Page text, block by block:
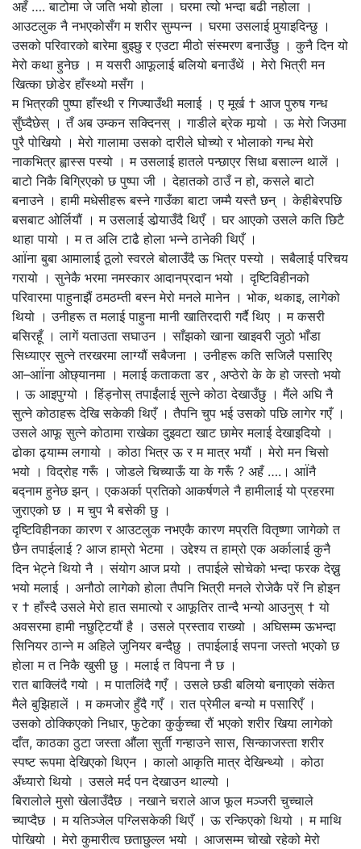
अहँ …. बाटोमा जे जति भयो होला । घरमा त्यो भन्दा बढी नहोला ।
आउटलुक नै नभएकोसँग म शरीर सुम्पन्न । घरमा उसलाई पुर्‍याइदिन्छु ।
उसको परिवारको बारेमा बुझ्छु र एउटा मीठो संस्मरण बनाउँछु । कुनै दिन यो
मेरो कथा हुनेछ । म यसरी आफूलाई बलियो बनाउँथें । मेरो भित्री मन
खित्का छोडेर हाँस्थ्यो मसँग ।
म भित्रकी पुष्पा हाँस्थी र गिज्याउँथी मलाई । ए मूर्ख † आज पुरुष गन्ध
सुँघ्दैछेस् । तँ अब उम्कन सक्दिनस् । गाडीले ब्रेक मार्‍यो । ऊ मेरो जिउमा
पुरै पोखियो । मेरो गालामा उसको दारीले घोच्यो र भोलाको गन्ध मेरो
नाकभित्र ह्वास्स पस्यो । म उसलाई हातले पन्छाएर सिधा बसाल्न थालें ।
बाटो निकै बिग्रिएको छ पुष्पा जी । देहातको ठाउँ न हो, कसले बाटो
बनाउने । हामी मधेसीहरू बस्ने गाउँका बाटा जम्मै यस्तै छन् । केहीबेरपछि
बसबाट ओर्लियौं । म उसलाई डोर्‍याउँदै थिएँ । घर आएको उसले कति छिटै
थाहा पायो । म त अलि टाढै होला भन्ने ठानेकी थिएँ ।
आÏना बुबा आमालाई ठूलो स्वरले बोलाउँदै ऊ भित्र पस्यो । सबैलाई परिचय
गरायो । सुनेकै भरमा नमस्कार आदानप्रदान भयो । दृष्टिविहीनको
परिवारमा पाहुनाझैं ठमठम्ती बस्न मेरो मनले मानेन । भोक, थकाइ, लागेको
थियो । उनीहरू त मलाई पाहुना मानी खातिरदारी गर्दै थिए । म कसरी
बसिरहूँ । लागें यताउता सघाउन । साँझको खाना खाइवरी जुठो भाँडा
सिध्याएर सुत्ने तरखरमा लाग्यौं सबैजना । उनीहरू कति सजिलै पसारिए
आ–आÏना ओछ्यानमा । मलाई कताकता डर , अप्ठेरो के के हो जस्तो भयो
। ऊ आइपुग्यो । हिंड्नोस् तपाईंलाई सुत्ने कोठा देखाउँछु । मैंले अघि नै
सुत्ने कोठाहरू देखि सकेकी थिएँ । तैपनि चुप भई उसको पछि लागेर गएँ ।
उसले आफू सुत्ने कोठामा राखेका दुइवटा खाट छामेर मलाई देखाइदियो ।
ढोका ढ्याम्म लगायो । कोठा भित्र ऊ र म मात्र भयौं । मेरो मन चिसो
भयो । विद्रोह गरूँ । जोडले चिच्याऊँ या के गरूँ ? अहँ ….। आÏनै
बद्नाम हुनेछ झन् । एकअर्का प्रतिको आकर्षणले नै हामीलाई यो प्रहरमा
जुराएको छ । म चुप भै बसेकी छु ।
दृष्टिविहीनका कारण र आउटलुक नभएकै कारण मप्रति वितृष्णा जागेको त
छैन तपाईलाई ? आज हाम्रो भेटमा । उद्देश्य त हाम्रो एक अर्कालाई कुनै
दिन भेट्ने थियो नै । संयोग आज पर्‍यो । तपाईले सोचेको भन्दा फरक देख्नु
भयो मलाई । अनौठो लागेको होला तैपनि भित्री मनले रोजेकै परें नि होइन
र † हाँस्दै उसले मेरो हात समात्यो र आफूतिर तान्दै भन्यो आउनुस् † यो
अवसरमा हामी नछुट्टियौं है । उसले प्रस्ताव राख्यो । अघिसम्म ऊभन्दा
सिनियर ठान्ने म अहिले जुनियर बन्दैछु । तपाईलाई सपना जस्तो भएको छ
होला म त निकै खुसी छु । मलाई त विपना नै छ ।
रात बाक्लिंदै गयो । म पातलिंदै गएँ । उसले छडी बलियो बनाएको संकेत
मैले बुझिहालें । म कमजोर हुँदै गएँ । रात प्रेमील बन्यो म पसारिएँ ।
उसको ठोक्किएको निधार, फुटेका कुर्कुच्चा रौं भएको शरीर खिया लागेको
दाँत, काठका ठुटा जस्ता औंला सुर्ती गन्हाउने सास, सिन्काजस्ता शरीर
स्पष्ट रूपमा देखिएको थिएन । कालो आकृति मात्र देखिन्थ्यो । कोठा
अँध्यारो थियो । उसले मर्द पन देखाउन थाल्यो ।
बिरालोले मुसो खेलाउँदैछ । नखाने चराले आज फूल मञ्जरी चुच्चाले
च्याप्दैछ । म यतिञ्जेल पग्लिसकेकी थिएँ । ऊ रन्किएको थियो । म माथि
पोखियो । मेरो कुमारीत्व छताछुल्ल भयो । आजसम्म चोखो रहेको मेरो